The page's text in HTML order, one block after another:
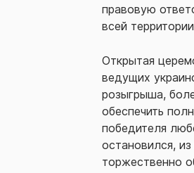
правовую
всей
Открытая
ведущих
розыгрыша,
обеспечить
победителя
остановился,
торжественно